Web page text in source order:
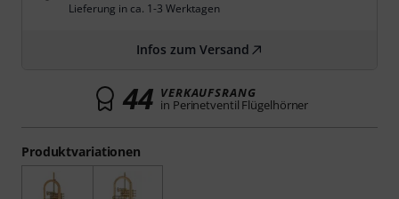
Produktvariationen
Lieferung in ca. 1-3 Werktagen
Infos zum Versand
44 VERKAUFSRANG
in Perinetventil Flügelhörner